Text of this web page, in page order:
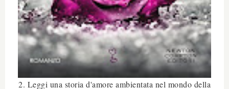
2. Leggi una storia d'amore ambientata nel mondo della